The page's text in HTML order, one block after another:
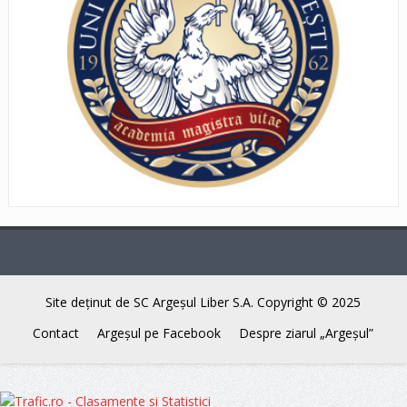
Site deţinut de SC Argeşul Liber S.A. Copyright © 2025
Contact
Argeşul pe Facebook Despre ziarul „Argeşul”